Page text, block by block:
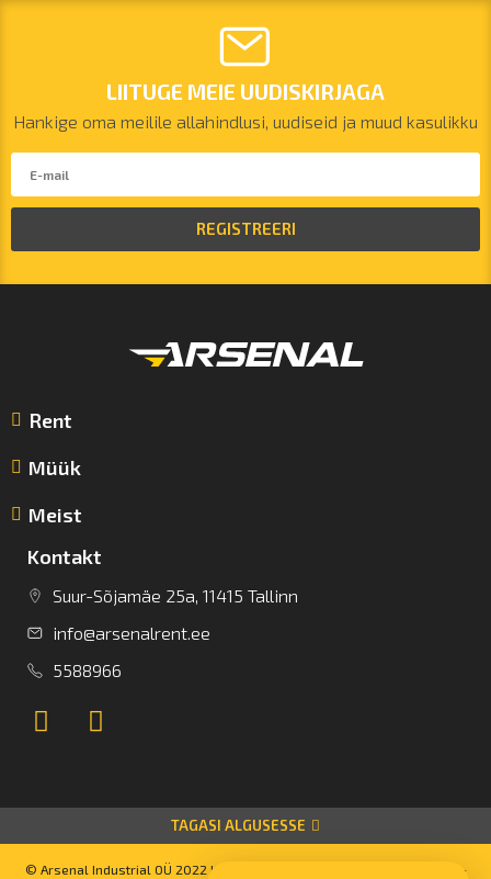
LIITUGE MEIE UUDISKIRJAGA
Hankige oma meilile allahindlusi, uudiseid ja muud kasulikku
REGISTREERI
Rent
Müük
Meist
Kontakt
Suur-Sõjamäe 25a, 11415 Tallinn
info@arsenalrent.ee
5588966
TAGASI ALGUSESSE
© Arsenal Industrial OÜ 2022 Kõik autoriõigused kaitstud. Powered by –